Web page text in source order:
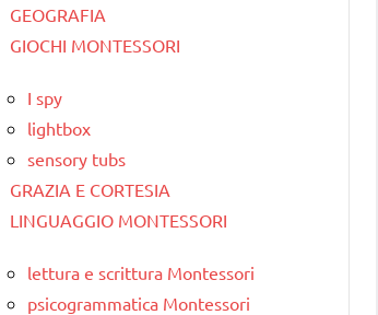
GEOGRAFIA
GIOCHI MONTESSORI
I spy
lightbox
sensory tubs
GRAZIA E CORTESIA
LINGUAGGIO MONTESSORI
lettura e scrittura Montessori
psicogrammatica Montessori